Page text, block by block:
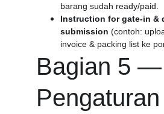
barang sudah ready/paid.
Instruction for gate-in &
submission (contoh:
invoice & packing list ke
Bagian 5 —